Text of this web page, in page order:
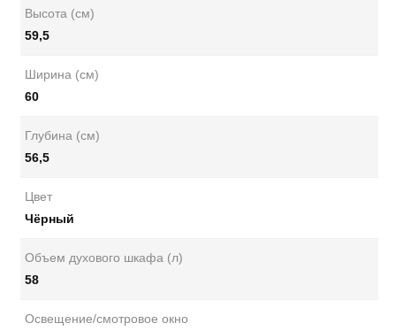
Высота (см)
59,5
Ширина (см)
60
Глубина (см)
56,5
Цвет
Чёрный
Объем духового шкафа (л)
58
Освещение/смотровое окно